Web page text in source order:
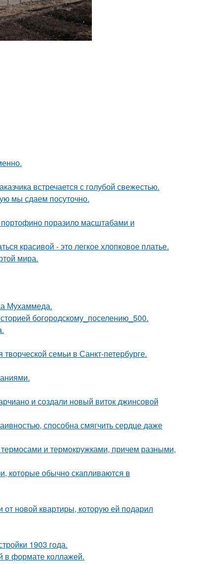
встречается с голубой свежестью.
мы сдаем посуточно.
поразило масштабами и
красивой - это легкое хлопковое платье.
мира.
Мухаммеда.
богородскому_поселению_500.
семьи в Санкт-петербурге.
и создали новый виток джинсовой
способна смягчить сердце даже
и термокружками, причем разными,
которые обычно скапливаются в
от новой квартиры, которую ей подарил
1903 года.
в формате коллажей.